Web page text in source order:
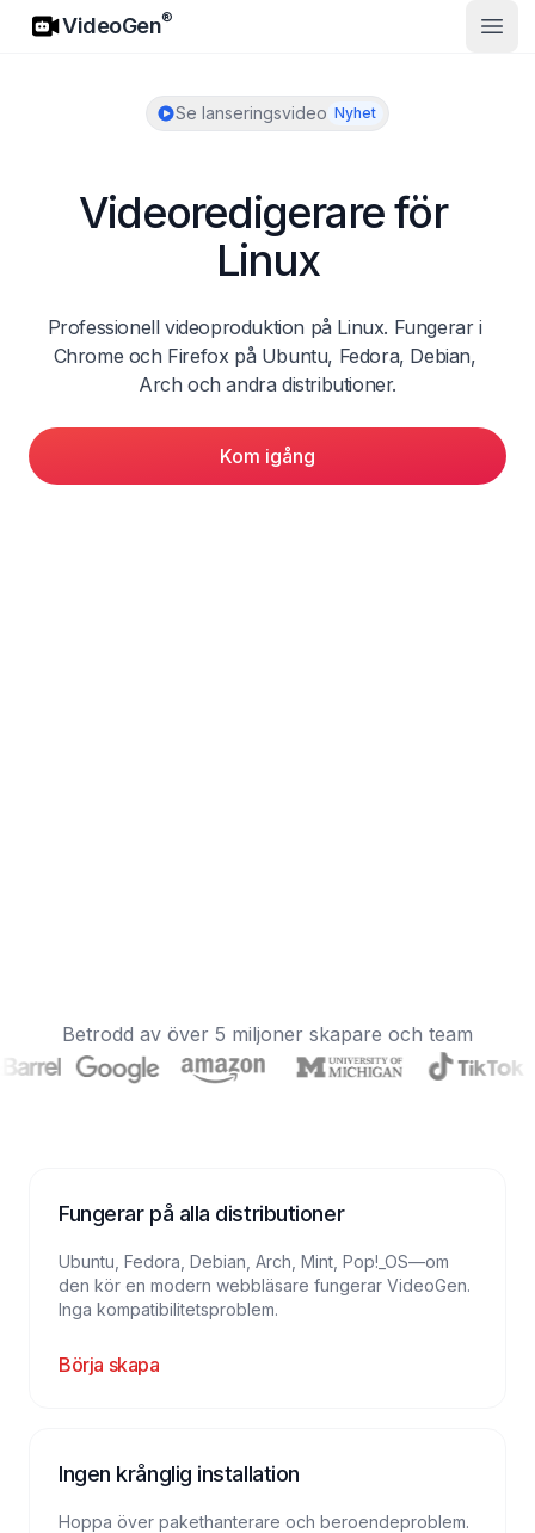
VideoGen
VideoGen®
Se lanseringsvideo Nyhet
Videoredigerare för
Linux
Professionell videoproduktion på Linux. Fungerar i
Chrome och Firefox på Ubuntu, Fedora, Debian,
Arch och andra distributioner.
Kom igång
Betrodd av över 5 miljoner skapare och team
Fungerar på alla distributioner
Ubuntu, Fedora, Debian, Arch, Mint, Pop!_OS—om
den kör en modern webbläsare fungerar VideoGen.
Inga kompatibilitetsproblem.
Börja skapa
Ingen krånglig installation
Hoppa över pakethanterare och beroendeproblem.